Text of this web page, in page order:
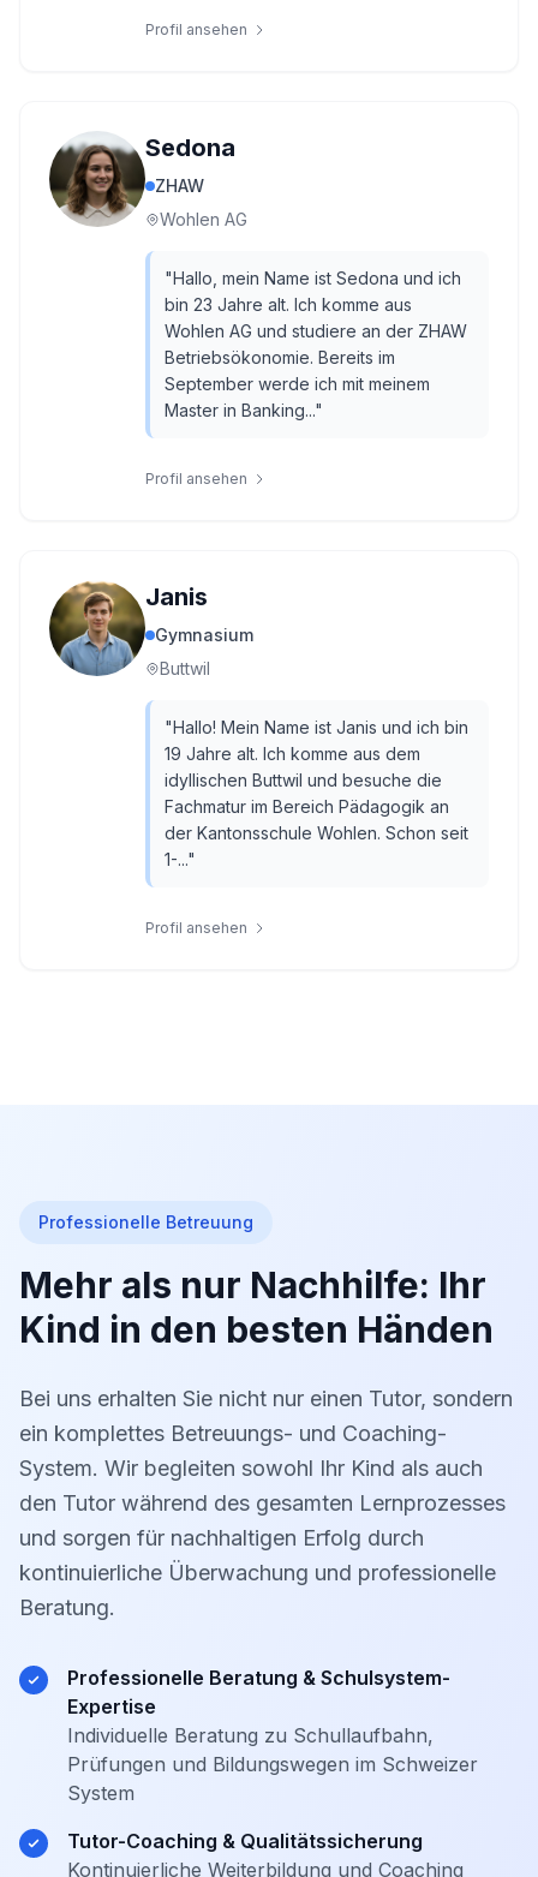
Profil ansehen
Sedona
ZHAW
Wohlen AG
"Hallo, mein Name ist Sedona und ich
bin 23 Jahre alt. Ich komme aus
Wohlen AG und studiere an der ZHAW
Betriebsökonomie. Bereits im
September werde ich mit meinem
Master in Banking..."
Profil ansehen
Janis
Gymnasium
Buttwil
"Hallo! Mein Name ist Janis und ich bin
19 Jahre alt. Ich komme aus dem
idyllischen Buttwil und besuche die
Fachmatur im Bereich Pädagogik an
der Kantonsschule Wohlen. Schon seit
1-..."
Profil ansehen
Professionelle Betreuung
Mehr als nur Nachhilfe: Ihr
Kind in den besten Händen
Bei uns erhalten Sie nicht nur einen Tutor, sondern
ein komplettes Betreuungs- und Coaching-
System. Wir begleiten sowohl Ihr Kind als auch
den Tutor während des gesamten Lernprozesses
und sorgen für nachhaltigen Erfolg durch
kontinuierliche Überwachung und professionelle
Beratung.
Professionelle Beratung & Schulsystem-
Expertise
Individuelle Beratung zu Schullaufbahn,
Prüfungen und Bildungswegen im Schweizer
System
Tutor-Coaching & Qualitätssicherung
Kontinuierliche Weiterbildung und Coaching